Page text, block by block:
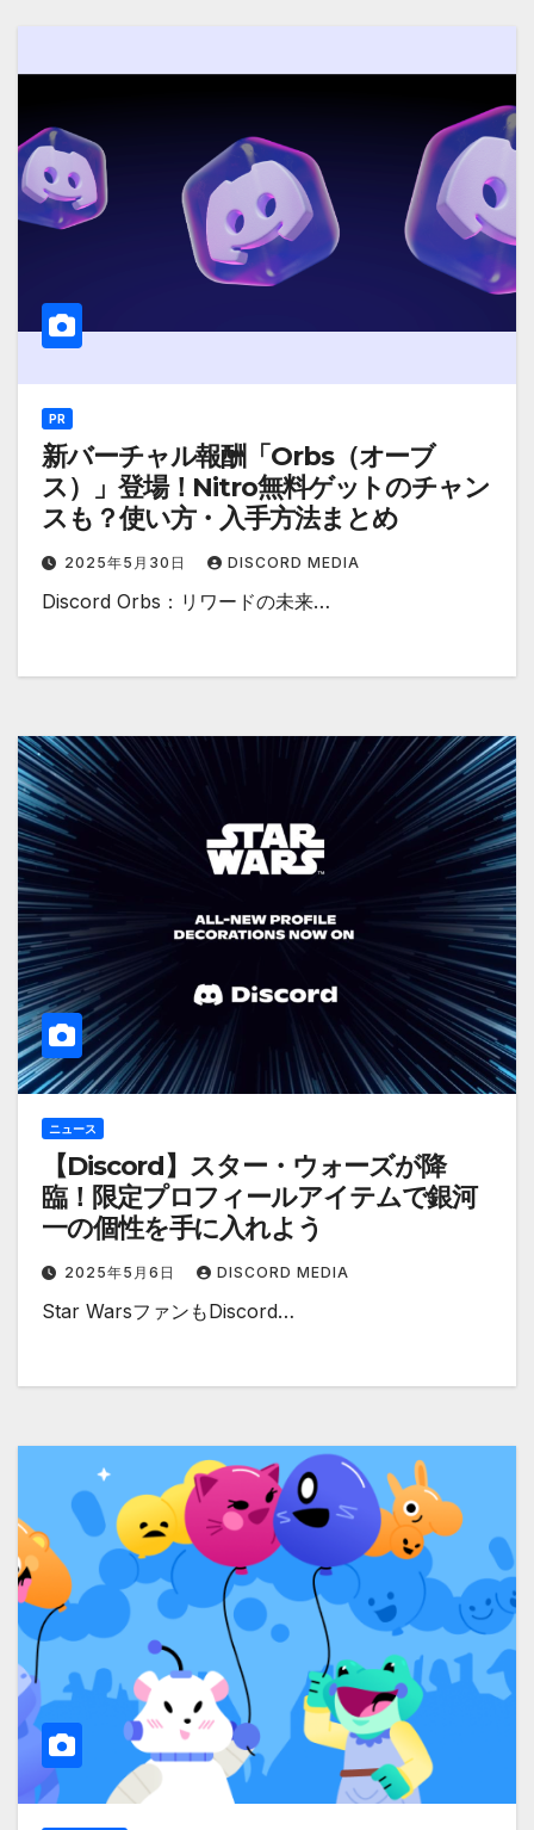
PR
新バーチャル報酬「Orbs（オーブ
ス）」登場！Nitro無料ゲットのチャン
スも？使い方・入手方法まとめ
2025年5月30日 DISCORD MEDIA
Discord Orbs：リワードの未来…
ニュース
【Discord】スター・ウォーズが降
臨！限定プロフィールアイテムで銀河
一の個性を手に入れよう
2025年5月6日 DISCORD MEDIA
Star WarsファンもDiscord…